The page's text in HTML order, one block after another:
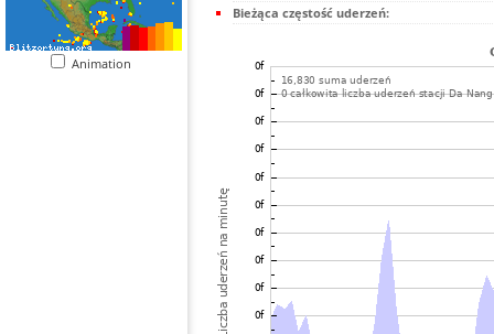
Animation
Bieżąca częstość uderzeń: